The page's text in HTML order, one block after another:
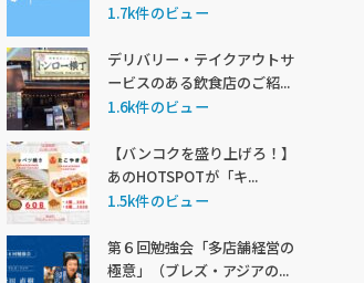
1.7k件のビュー
デリバリー・テイクアウトサ
ービスのある飲食店のご紹...
1.6k件のビュー
【バンコクを盛り上げろ！】
あのHOTSPOTが「キ...
1.5k件のビュー
第６回勉強会「多店舗経営の
極意」（ブレズ・アジアの...